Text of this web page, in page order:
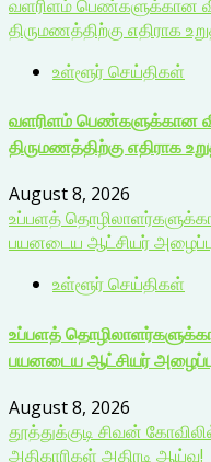
வளரிளம் பெண்களுக்கான
திருமணத்திற்கு எதிராக
உள்ளூர் செய்திகள்
வளரிளம் பெண்களுக்கான
திருமணத்திற்கு எதிராக
August 8, 2026
உப்பளத்
பயனடைய ஆட்சியர்
உள்ளூர் செய்திகள்
உப்பளத்
பயனடைய ஆட்சியர்
August 8, 2026
தூத்துக்குடி சிவன் கோவிலில்
அதிகாரிகள் அதிரடி ஆய்வு!